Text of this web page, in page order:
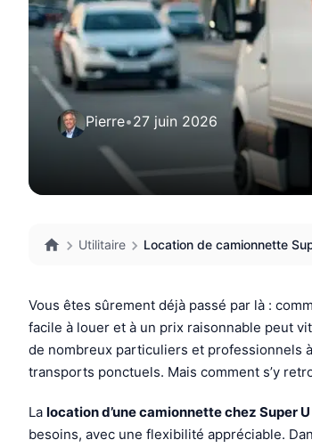
Pierre•27 juin 2026
Utilitaire Location de camionnette
Vous êtes sûrement déjà passé par là :
facile à louer et à un prix raisonnable peut
de nombreux particuliers et professionnels
transports ponctuels. Mais comment s’y
La location d’une camionnette chez Super
besoins, avec une flexibilité appréciable.